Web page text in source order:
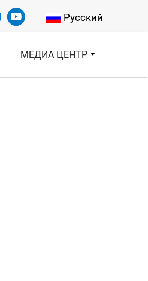
Select your
Русский
МЕДИА ЦЕНТР